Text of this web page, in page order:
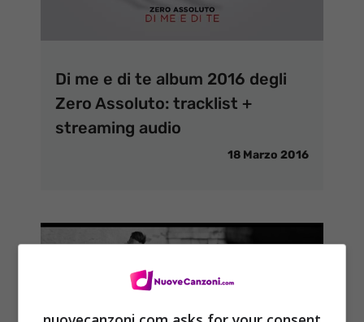
Di me e di te album 2016 degli
Zero Assoluto: tracklist +
streaming audio
18 Marzo 2016